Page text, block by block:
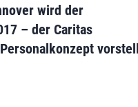
wird der
– der Caritas